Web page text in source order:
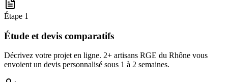
Étape 1
Étude et devis comparatifs
Décrivez votre projet en ligne. 2+ artisans RGE du Rhône vous
envoient un devis personnalisé sous 1 à 2 semaines.